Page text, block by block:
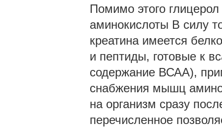
Помимо этого
аминокислоты В силу
креатина имеется
и пептиды, готовые к
содержание ВСАА),
снабжения мышц
на организм сразу
перечисленное